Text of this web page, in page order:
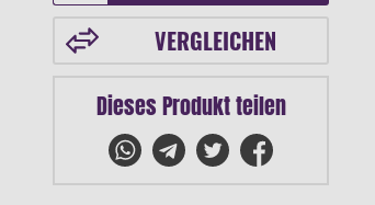
VERGLEICHEN
Dieses Produkt teilen